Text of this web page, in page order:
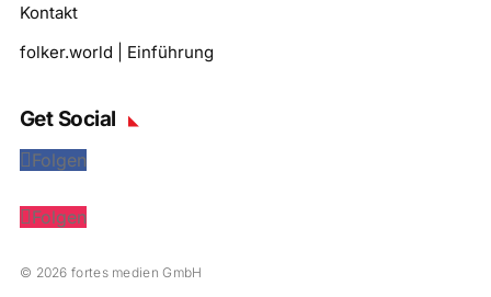
Kontakt
folker.world | Einführung
Get Social
Folgen
Folgen
© 2026 fortes medien GmbH